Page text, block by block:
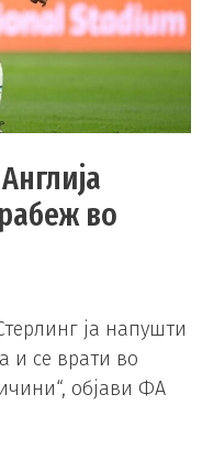
во
ја напушти
и се врати во
објави ФА